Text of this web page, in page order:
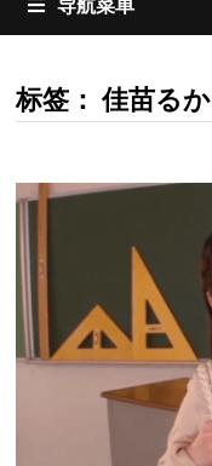
导航菜单
标签：佳苗るか